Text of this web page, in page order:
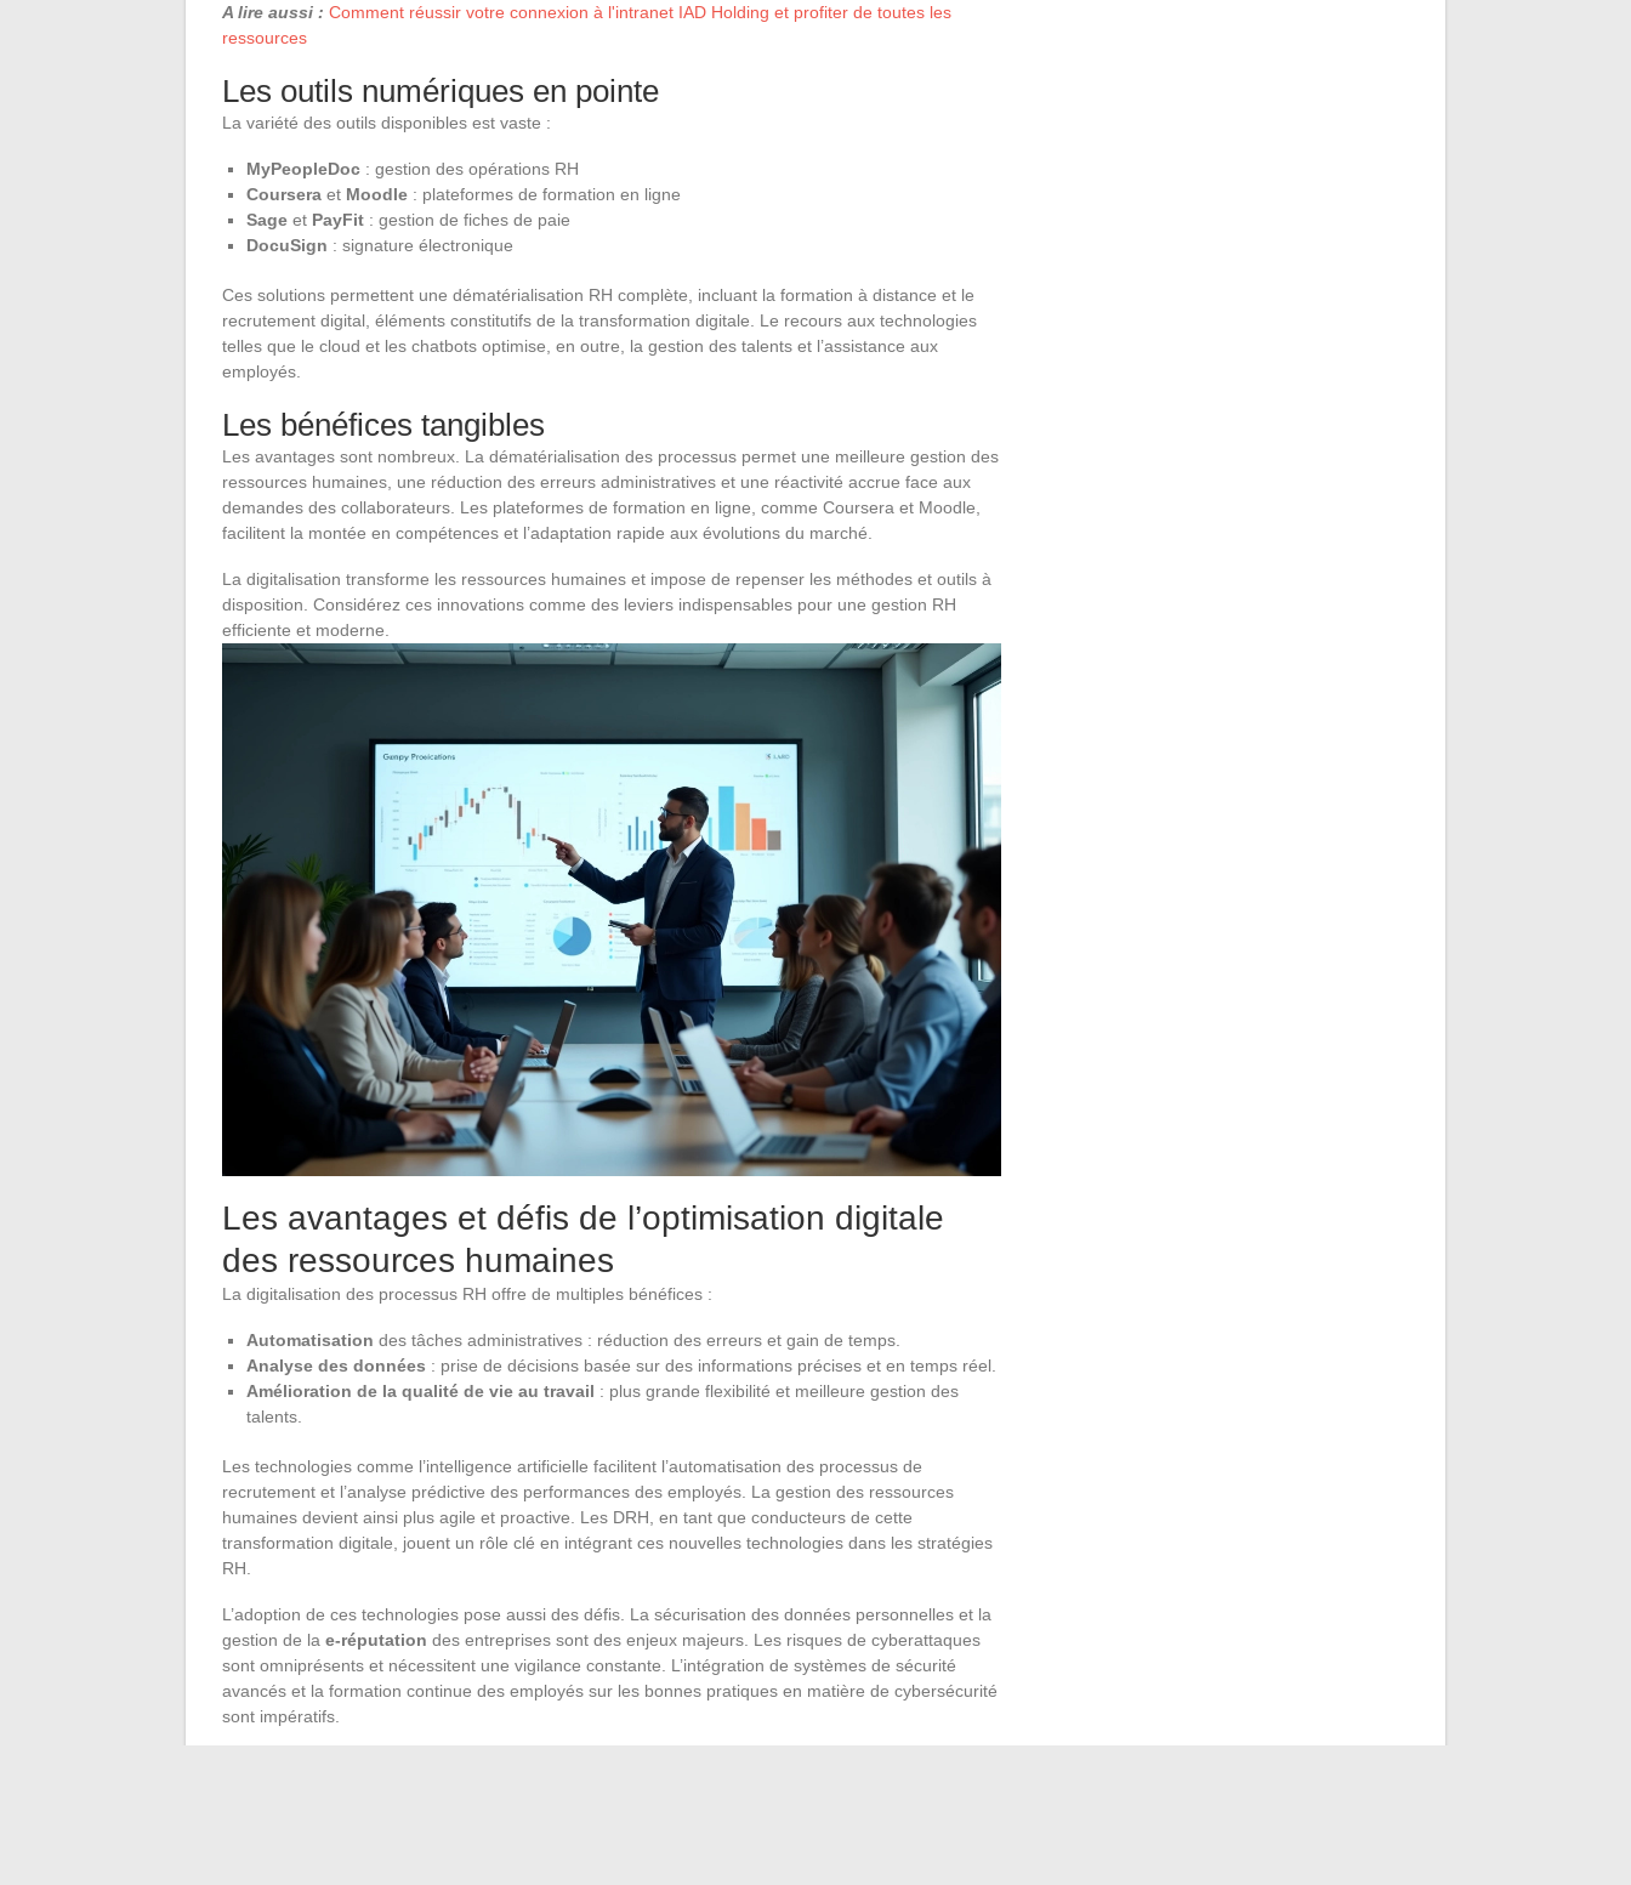
A lire aussi : Comment réussir votre connexion à l'intranet IAD Holding et profiter de toutes les
ressources
Les outils numériques en pointe
La variété des outils disponibles est vaste :
MyPeopleDoc : gestion des opérations RH
Coursera et Moodle : plateformes de formation en ligne
Sage et PayFit : gestion de fiches de paie
DocuSign : signature électronique
Ces solutions permettent une dématérialisation RH complète, incluant la formation à distance et le
recrutement digital, éléments constitutifs de la transformation digitale. Le recours aux technologies
telles que le cloud et les chatbots optimise, en outre, la gestion des talents et l’assistance aux
employés.
Les bénéfices tangibles
Les avantages sont nombreux. La dématérialisation des processus permet une meilleure gestion des
ressources humaines, une réduction des erreurs administratives et une réactivité accrue face aux
demandes des collaborateurs. Les plateformes de formation en ligne, comme Coursera et Moodle,
facilitent la montée en compétences et l’adaptation rapide aux évolutions du marché.
La digitalisation transforme les ressources humaines et impose de repenser les méthodes et outils à
disposition. Considérez ces innovations comme des leviers indispensables pour une gestion RH
efficiente et moderne.
Les avantages et défis de l’optimisation digitale
des ressources humaines
La digitalisation des processus RH offre de multiples bénéfices :
Automatisation des tâches administratives : réduction des erreurs et gain de temps.
Analyse des données : prise de décisions basée sur des informations précises et en temps réel.
Amélioration de la qualité de vie au travail : plus grande flexibilité et meilleure gestion des
talents.
Les technologies comme l’intelligence artificielle facilitent l’automatisation des processus de
recrutement et l’analyse prédictive des performances des employés. La gestion des ressources
humaines devient ainsi plus agile et proactive. Les DRH, en tant que conducteurs de cette
transformation digitale, jouent un rôle clé en intégrant ces nouvelles technologies dans les stratégies
RH.
L’adoption de ces technologies pose aussi des défis. La sécurisation des données personnelles et la
gestion de la e-réputation des entreprises sont des enjeux majeurs. Les risques de cyberattaques
sont omniprésents et nécessitent une vigilance constante. L’intégration de systèmes de sécurité
avancés et la formation continue des employés sur les bonnes pratiques en matière de cybersécurité
sont impératifs.